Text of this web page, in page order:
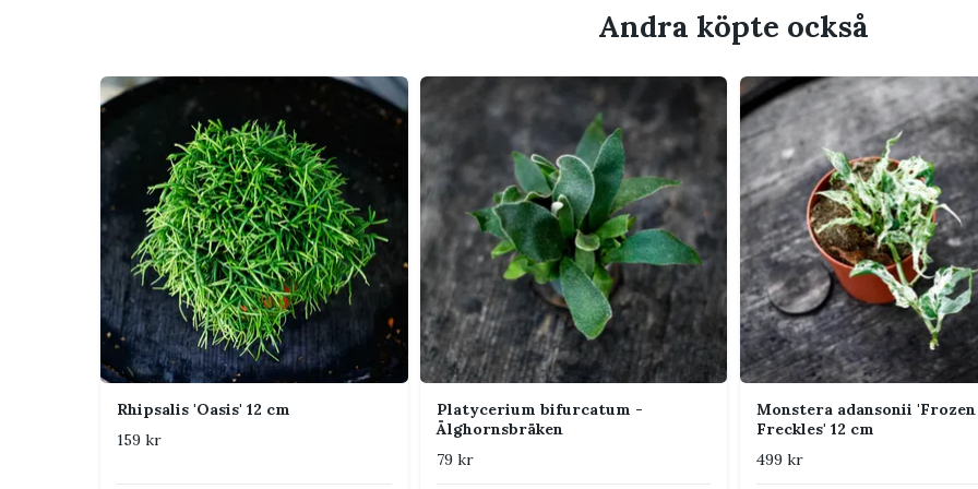
Jord Luftig och fukthållande jord
Luftfuktighet Uppskattar högre luftfuktighet
Näring Svag dos under aktiv tillväxt, normalt vår till tidig höst
Placering i hemmet
Placera i ljust, indirekt ljus. Mindre exemplar passar ofta bra i växtskåp eller terrarium om
luftcirkulationen är god.
Tips från Klorofyllverket
luftcirkulation minskar risken för bladfläckar.
Andra köpte också
Rhipsalis 'Oasis' 12 cm
159 kr
Platycerium bifurcatum -
Älghornsbräken
79 kr
Monstera adansonii 'Frozen
Freckles' 12 cm
499 kr